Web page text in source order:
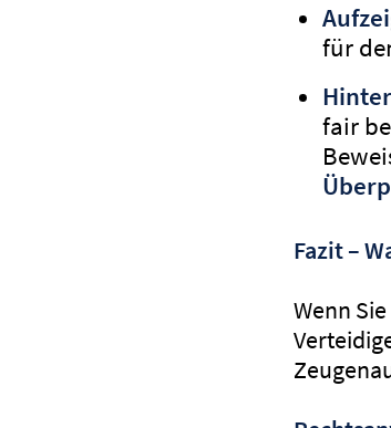
für
fair
Fazit –
Wenn